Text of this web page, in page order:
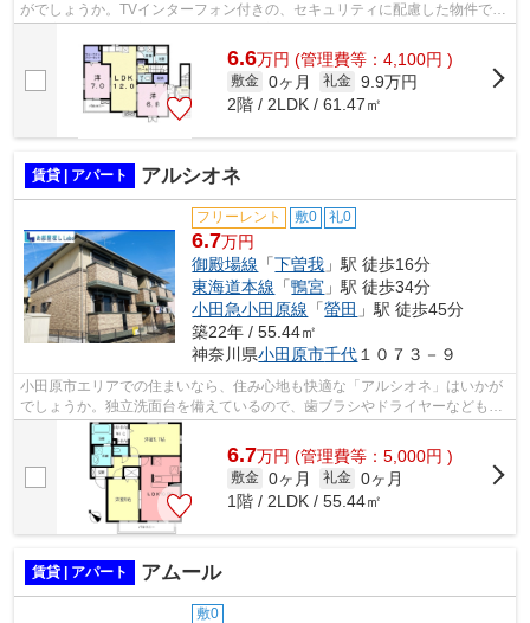
がでしょうか。TVインターフォン付きの、セキュリティに配慮した物件で
6.6万円 (管理費等：4,100円 )
敷金 0ヶ月 礼金 9.9万円
2階 / 2LDK / 61.47㎡
賃貸 | アパート アルシオネ
フリーレント 敷0 礼0
6.7万円
御殿場線 「下曽我 」駅 徒歩16分
東海道本線 「鴨宮 」駅 徒歩34分
小田急小田原線 「螢田 」駅 徒歩45分
築22年 / 55.44㎡
神奈川県小田原市千代 １０７３－９
小田原市エリアでの住まいなら、住み心地も快適な「アルシオネ」はいかが
でしょうか。独立洗面台を備えているので、歯ブラシやドライヤーなどもま
とめてスッキリ収納できます。御殿場...
6.7万円 (管理費等：5,000円 )
敷金 0ヶ月 礼金 0ヶ月
1階 / 2LDK / 55.44㎡
賃貸 | アパート アムール
敷0